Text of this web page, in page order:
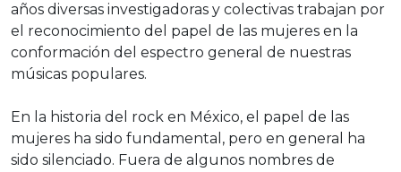
años diversas investigadoras y colectivas trabajan por
el reconocimiento del papel de las mujeres en la
conformación del espectro general de nuestras
músicas populares.
En la historia del rock en México, el papel de las
mujeres ha sido fundamental, pero en general ha
sido silenciado. Fuera de algunos nombres de